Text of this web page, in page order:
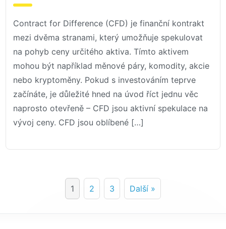
Contract for Difference (CFD) je finanční kontrakt
mezi dvěma stranami, který umožňuje spekulovat
na pohyb ceny určitého aktiva. Tímto aktivem
mohou být například měnové páry, komodity, akcie
nebo kryptoměny. Pokud s investováním teprve
začínáte, je důležité hned na úvod říct jednu věc
naprosto otevřeně – CFD jsou aktivní spekulace na
vývoj ceny. CFD jsou oblíbené […]
1 2 3 Další »